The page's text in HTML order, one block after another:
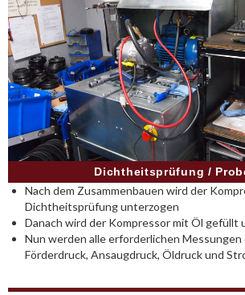
Dichtheitsprüfung /
Nach dem Zusammenbauen wird der
Dichtheitsprüfung unterzogen
Danach wird der Kompressor mit Öl gefüllt
Nun werden alle erforderlichen
Förderdruck, Ansaugdruck, Öldruck und